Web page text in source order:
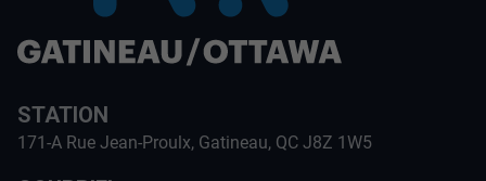
STATION
171-A Rue Jean-Proulx, Gatineau, QC J8Z 1W5